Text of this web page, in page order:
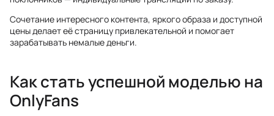
Сочетание интересного контента, яркого образа и доступной
цены делает её страницу привлекательной и помогает
зарабатывать немалые деньги.
Как стать успешной моделью на
OnlyFans